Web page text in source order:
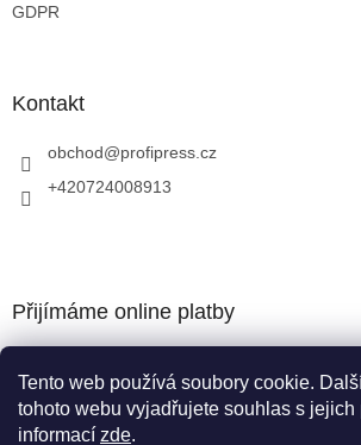
Tento web používá soubory cookie.
tohoto webu vyjadřujete souhlas s
informací zde.
GDPR
Kontakt
obchod@profipress.cz
+420724008913
Přijímáme online platby